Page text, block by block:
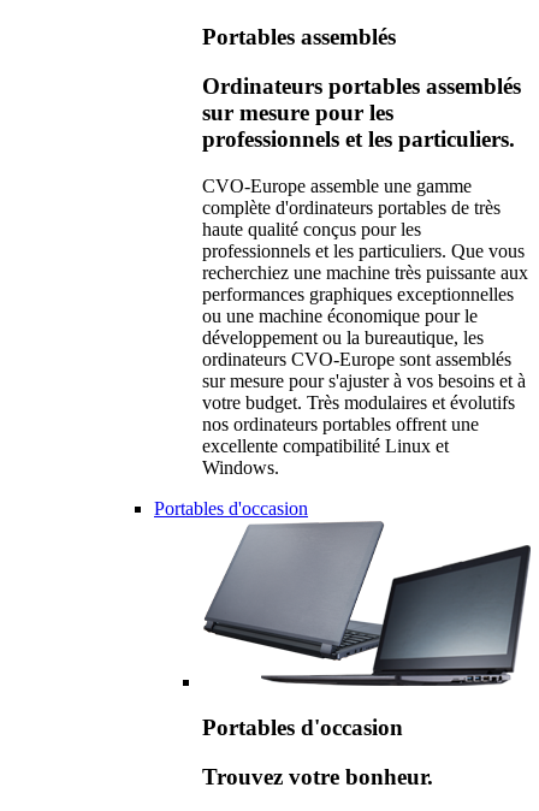
Portables assemblés
Ordinateurs portables assemblés
sur mesure pour les
professionnels et les particuliers.
CVO-Europe assemble une gamme
complète d'ordinateurs portables de très
haute qualité conçus pour les
professionnels et les particuliers. Que vous
recherchiez une machine très puissante aux
performances graphiques exceptionnelles
ou une machine économique pour le
développement ou la bureautique, les
ordinateurs CVO-Europe sont assemblés
sur mesure pour s'ajuster à vos besoins et à
votre budget. Très modulaires et évolutifs
nos ordinateurs portables offrent une
excellente compatibilité Linux et
Windows.
Portables d'occasion
Portables d'occasion
Trouvez votre bonheur.